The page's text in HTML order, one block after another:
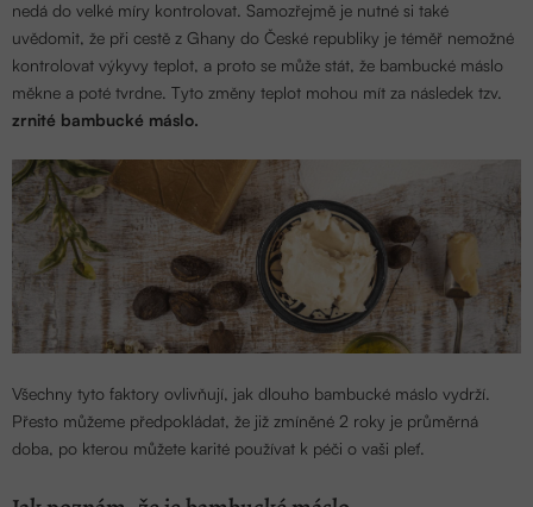
nedá do velké míry kontrolovat. Samozřejmě je nutné si také
uvědomit, že při cestě z Ghany do České republiky je téměř nemožné
kontrolovat výkyvy teplot, a proto se může stát, že bambucké máslo
měkne a poté tvrdne. Tyto změny teplot mohou mít za následek tzv.
zrnité bambucké máslo.
Všechny tyto faktory ovlivňují, jak dlouho bambucké máslo vydrží.
Přesto můžeme předpokládat, že již zmíněné 2 roky je průměrná
doba, po kterou můžete karité používat k péči o vaši pleť.